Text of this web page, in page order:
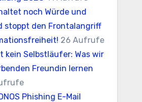
noch Würde und
stoppt den Frontalangriff
26 Aufrufe
kein Selbstläufer: Was wir
Freundin lernen
Phishing E-Mail